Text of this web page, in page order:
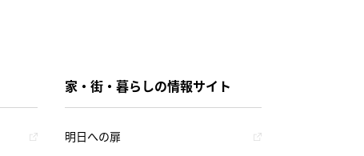
家・街・暮らしの情報サイト
明日への扉